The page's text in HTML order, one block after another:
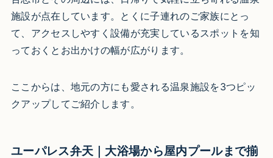
施設が点在しています。とくに子連れのご家族にとっ
て、アクセスしやすく設備が充実しているスポットを知
っておくとお出かけの幅が広がります。
ここからは、地元の方にも愛される温泉施設を3つピッ
クアップしてご紹介します。
ユーパレス弁天｜大浴場から屋内プールまで揃